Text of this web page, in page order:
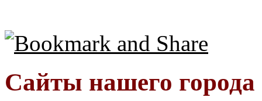
Сайты нашего города